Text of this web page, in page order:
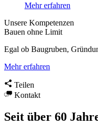
Mehr erfahren
Unsere Kompetenzen
Bauen ohne Limit
Egal ob Baugruben,
Mehr erfahren
Teilen
Kontakt
Seit über 60